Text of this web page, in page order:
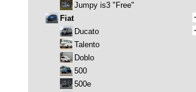
Jumpy is3 "Free"
Fiat
Ducato
Talento
Doblo
500
500e